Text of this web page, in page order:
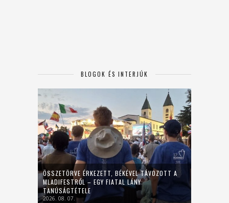
BLOGOK ÉS INTERJÚK
ÖSSZETÖRVE ÉRKEZETT, BÉKÉVEL TÁVOZOTT A
MLADIFESTRŐL – EGY FIATAL LÁNY
TANÚSÁGTÉTELE
2026. 08. 07.